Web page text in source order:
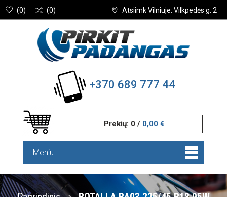
Atsiimk Vilniuje: Vilkpedės g. 2
(0) (0)
+370 689 777 44
Prekių: 0 / 0,00 €
Meniu